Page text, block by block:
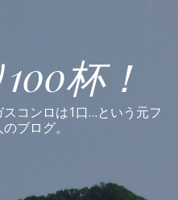
杯！
コンロは1口…という元フ
ブログ。